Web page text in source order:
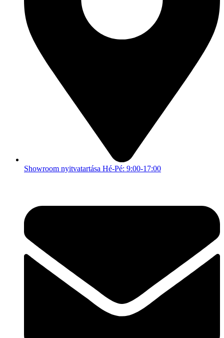
Showroom nyitvatartása Hé-Pé: 9:00-17:00